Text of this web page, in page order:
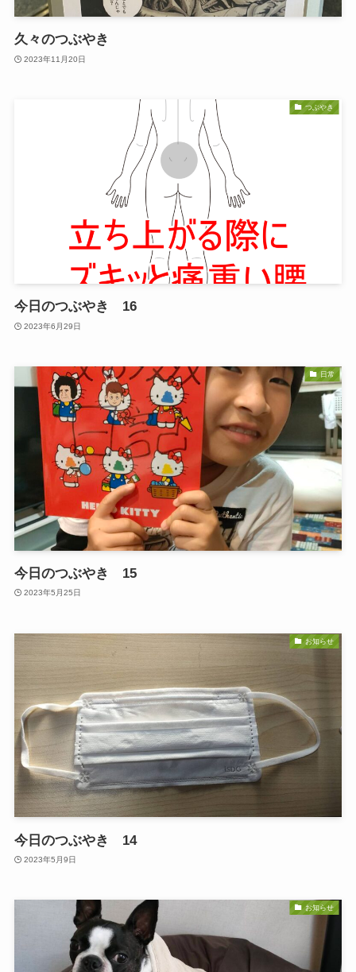
久々のつぶやき
2023年11月20日
つぶやき
今日のつぶやき 16
2023年6月29日
日常
今日のつぶやき 15
2023年5月25日
お知らせ
今日のつぶやき 14
2023年5月9日
お知らせ